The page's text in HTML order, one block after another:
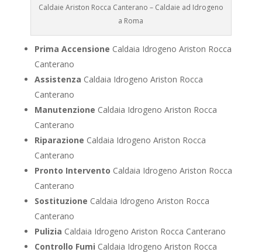
Caldaie Ariston Rocca Canterano – Caldaie ad Idrogeno
a Roma
Prima Accensione Caldaia Idrogeno Ariston Rocca
Canterano
Assistenza Caldaia Idrogeno Ariston Rocca
Canterano
Manutenzione Caldaia Idrogeno Ariston Rocca
Canterano
Riparazione Caldaia Idrogeno Ariston Rocca
Canterano
Pronto Intervento Caldaia Idrogeno Ariston Rocca
Canterano
Sostituzione Caldaia Idrogeno Ariston Rocca
Canterano
Pulizia Caldaia Idrogeno Ariston Rocca Canterano
Controllo Fumi Caldaia Idrogeno Ariston Rocca